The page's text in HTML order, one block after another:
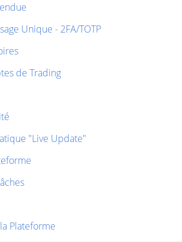
Unique - 2FA/TOTP
de Trading
"Live Update"
Plateforme